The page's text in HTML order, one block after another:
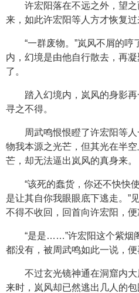
许宏阳落在不远之外，望
来，如此许宏阳等人方才恢复过
“一群废物。”岚风不屑的
内，幻境是由他自行散去，再
了。
踏入幻境内，岚风的身影
寻之不得。
周武鸣恨恨瞪了许宏阳等
物我本源之光芒，但其光在半
芒，却无法逼出岚风的真身来。
“该死的蠢货，你还不快快
是让其自你我眼眼底下逃走。”
不得不收回，回首向许宏阳，便
“是是……”许宏阳这个紫烟
都没有，被周武鸣如此一说，便
不过玄光镜神通在洞窟内
来时，岚风却已然逃出几人的包